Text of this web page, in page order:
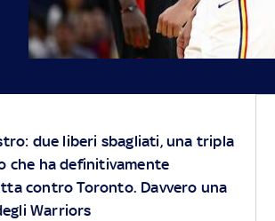
due liberi sbagliati, una tripla
che ha definitivamente
contro Toronto. Davvero una
Warriors